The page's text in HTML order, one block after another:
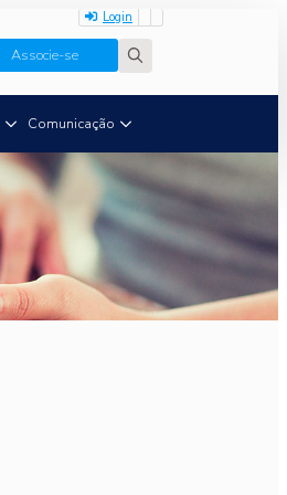
Login
Associe-se
Comunicação